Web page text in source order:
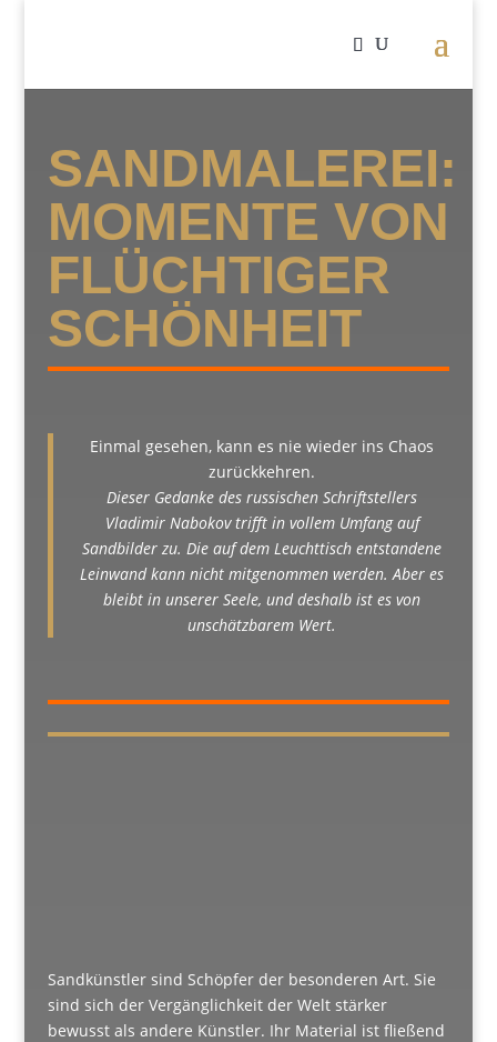
SANDMALEREI:
MOMENTE VON
FLÜCHTIGER
SCHÖNHEIT
Einmal gesehen, kann es nie wieder ins Chaos
zurückkehren.
Dieser Gedanke des russischen Schriftstellers
Vladimir Nabokov trifft in vollem Umfang auf
Sandbilder zu. Die auf dem Leuchttisch entstandene
Leinwand kann nicht mitgenommen werden. Aber es
bleibt in unserer Seele, und deshalb ist es von
unschätzbarem Wert.
Sandkünstler sind Schöpfer der besonderen Art. Sie
sind sich der Vergänglichkeit der Welt stärker
bewusst als andere Künstler. Ihr Material ist fließend